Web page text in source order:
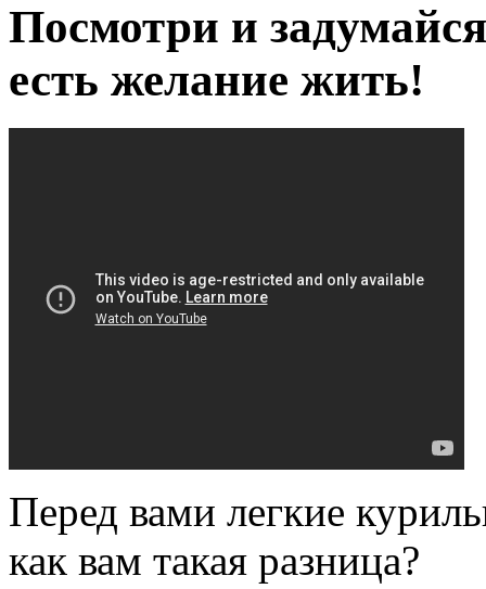
Посмотри и
есть желание жить!
Перед вами легкие
как вам такая разница?